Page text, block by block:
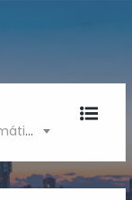
Ej: Restaurante, clínica, Informática